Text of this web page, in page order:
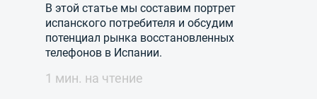
В этой статье мы составим портрет
испанского потребителя и обсудим
потенциал рынка восстановленных
телефонов в Испании.
1 мин. на чтение